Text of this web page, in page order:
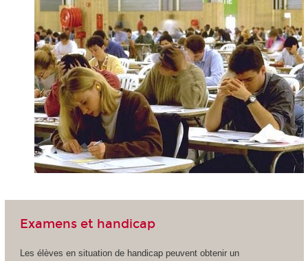
Examens et handicap
Les élèves en situation de handicap peuvent obtenir un